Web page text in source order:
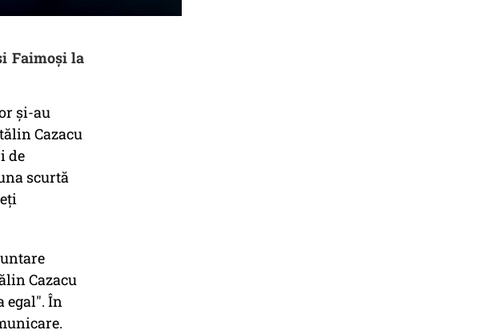
Faimoși la
și-au
Cazacu
de
scurtă
Cazacu
egal". În